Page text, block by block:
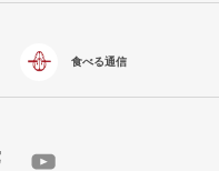
食べる通信